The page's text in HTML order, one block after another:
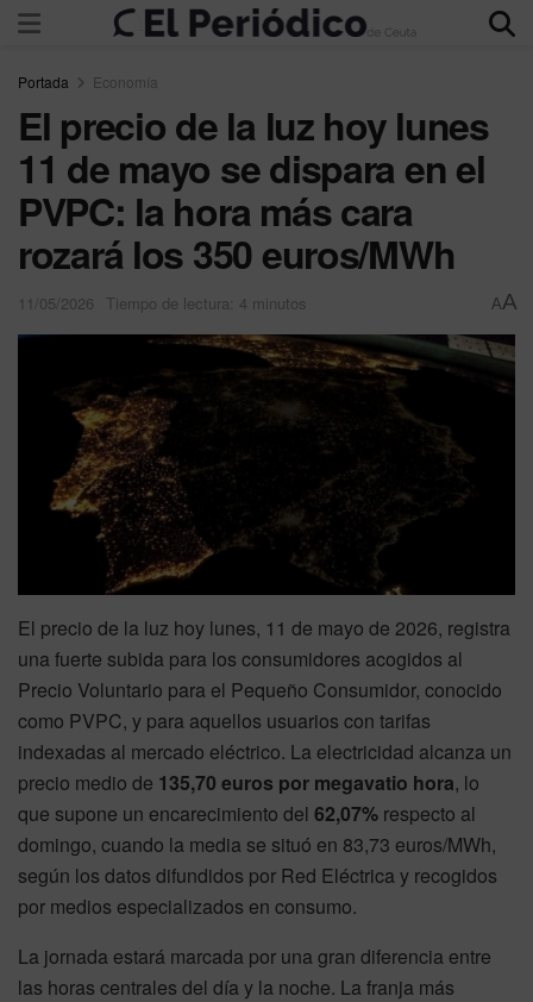
Portada Economía
El precio de la luz hoy lunes
11 de mayo se dispara en el
PVPC: la hora más cara
rozará los 350 euros/MWh
11/05/2026 Tiempo de lectura: 4 minutos AA
El precio de la luz hoy lunes, 11 de mayo de 2026, registra
una fuerte subida para los consumidores acogidos al
Precio Voluntario para el Pequeño Consumidor, conocido
como PVPC, y para aquellos usuarios con tarifas
indexadas al mercado eléctrico. La electricidad alcanza un
precio medio de 135,70 euros por megavatio hora, lo
que supone un encarecimiento del 62,07% respecto al
domingo, cuando la media se situó en 83,73 euros/MWh,
según los datos difundidos por Red Eléctrica y recogidos
por medios especializados en consumo.
La jornada estará marcada por una gran diferencia entre
las horas centrales del día y la noche. La franja más